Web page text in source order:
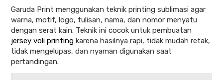
Garuda Print menggunakan teknik printing sublimasi agar
warna, motif, logo, tulisan, nama, dan nomor menyatu
dengan serat kain. Teknik ini cocok untuk pembuatan
jersey voli printing karena hasilnya rapi, tidak mudah retak,
tidak mengelupas, dan nyaman digunakan saat
pertandingan.